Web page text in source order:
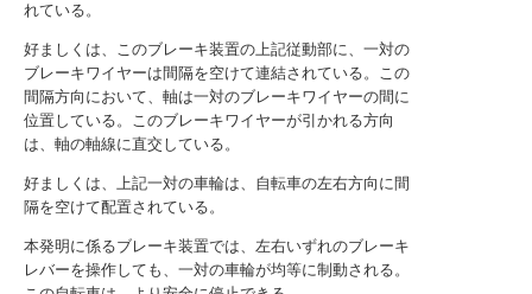
れている。
好ましくは、このブレーキ装置の上記従動部に、一対の
ブレーキワイヤーは間隔を空けて連結されている。この
間隔方向において、軸は一対のブレーキワイヤーの間に
位置している。このブレーキワイヤーが引かれる方向
は、軸の軸線に直交している。
好ましくは、上記一対の車輪は、自転車の左右方向に間
隔を空けて配置されている。
本発明に係るブレーキ装置では、左右いずれのブレーキ
レバーを操作しても、一対の車輪が均等に制動される。